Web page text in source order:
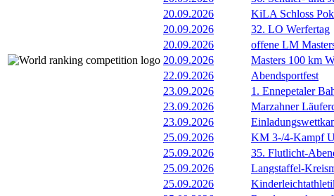
20.09.2026
KiLA Schloss
20.09.2026
32. LO Werfertag
20.09.2026
offene LM
20.09.2026
Masters 100 km
22.09.2026
Abendsportfest
23.09.2026
1. Ennepetaler
23.09.2026
Marzahner
23.09.2026
25.09.2026
KM 3-/4-Kampf
25.09.2026
35. Flutlicht-
25.09.2026
Langstaffel-
25.09.2026